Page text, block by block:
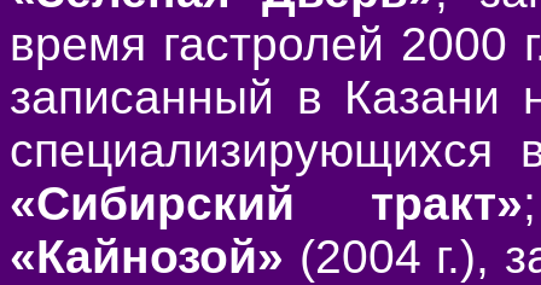
время гастролей 2000
записанный в Казани
специализирующихся
«Сибирский тракт»
«Кайнозой» (2004 г.),